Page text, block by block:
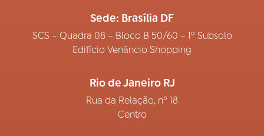
Sede: Brasília DF
SCS – Quadra 08 – Bloco B 50/60 – 1º Subsolo
Edifício Venâncio Shopping
Rio de Janeiro RJ
Rua da Relação, nº 18
Centro